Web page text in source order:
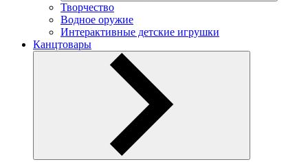
Творчество
Водное оружие
Интерактивные детские игрушки
Канцтовары